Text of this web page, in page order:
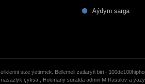
Aýdym sarga
size ýetirmek. Bellemeli zatlaryñ biri -
çyksa , Hokmany suratda admin M.Rasulov-a